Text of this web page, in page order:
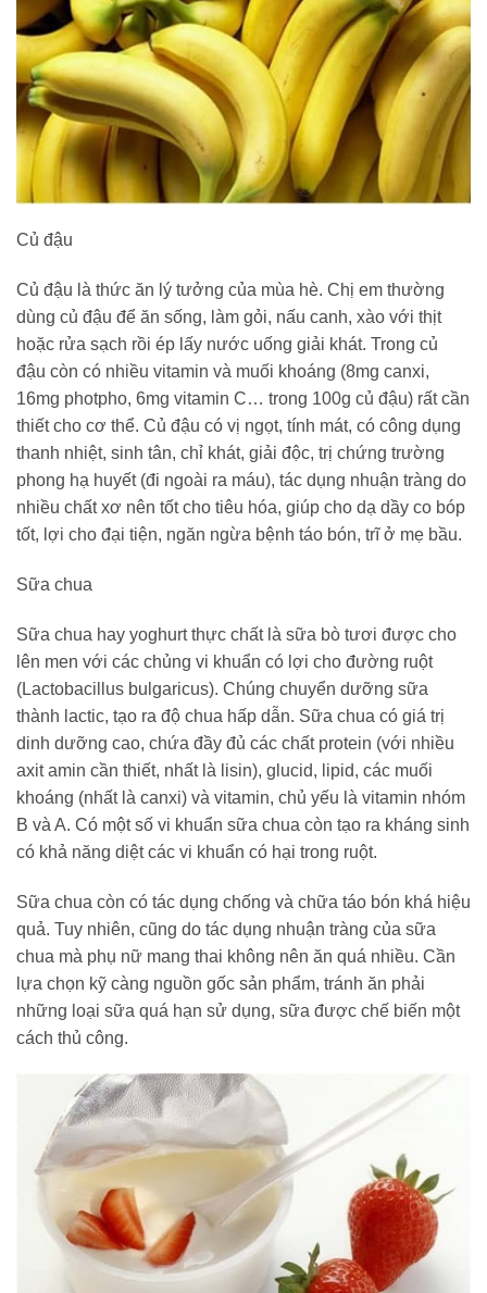
Củ đậu
Củ đậu là thức ăn lý tưởng của mùa hè. Chị em thường
dùng củ đậu để ăn sống, làm gỏi, nấu canh, xào với thịt
hoặc rửa sạch rồi ép lấy nước uống giải khát. Trong củ
đậu còn có nhiều vitamin và muối khoáng (8mg canxi,
16mg photpho, 6mg vitamin C… trong 100g củ đậu) rất cần
thiết cho cơ thể. Củ đậu có vị ngọt, tính mát, có công dụng
thanh nhiệt, sinh tân, chỉ khát, giải độc, trị chứng trường
phong hạ huyết (đi ngoài ra máu), tác dụng nhuận tràng do
nhiều chất xơ nên tốt cho tiêu hóa, giúp cho dạ dầy co bóp
tốt, lợi cho đại tiện, ngăn ngừa bệnh táo bón, trĩ ở mẹ bầu.
Sữa chua
Sữa chua hay yoghurt thực chất là sữa bò tươi được cho
lên men với các chủng vi khuẩn có lợi cho đường ruột
(Lactobacillus bulgaricus). Chúng chuyển dưỡng sữa
thành lactic, tạo ra độ chua hấp dẫn. Sữa chua có giá trị
dinh dưỡng cao, chứa đầy đủ các chất protein (với nhiều
axit amin cần thiết, nhất là lisin), glucid, lipid, các muối
khoáng (nhất là canxi) và vitamin, chủ yếu là vitamin nhóm
B và A. Có một số vi khuẩn sữa chua còn tạo ra kháng sinh
có khả năng diệt các vi khuẩn có hại trong ruột.
Sữa chua còn có tác dụng chống và chữa táo bón khá hiệu
quả. Tuy nhiên, cũng do tác dụng nhuận tràng của sữa
chua mà phụ nữ mang thai không nên ăn quá nhiều. Cần
lựa chọn kỹ càng nguồn gốc sản phẩm, tránh ăn phải
những loại sữa quá hạn sử dụng, sữa được chế biến một
cách thủ công.